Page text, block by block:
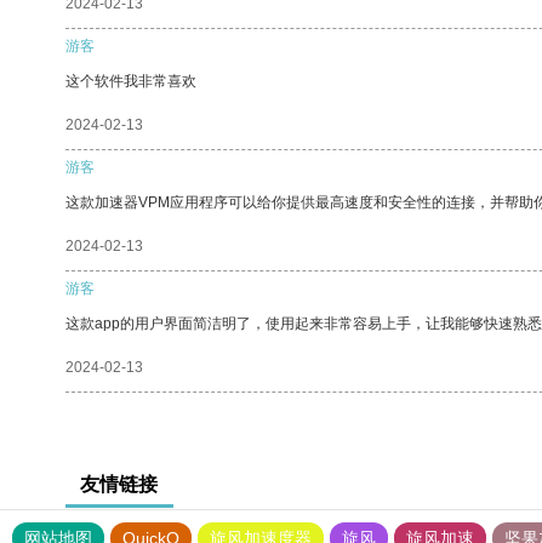
2024-02-13
游客
这个软件我非常喜欢
2024-02-13
游客
这款加速器VPM应用程序可以给你提供最高速度和安全性的连接，并帮助
2024-02-13
游客
这款app的用户界面简洁明了，使用起来非常容易上手，让我能够快速熟
2024-02-13
友情链接
网站地图 QuickQ 旋风加速度器 旋风 旋风加速 坚